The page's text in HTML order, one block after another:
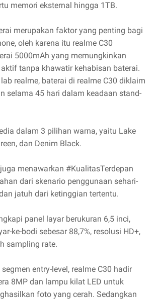
memori eksternal hingga 1TB.
merupakan faktor yang penting bagi
oleh karena itu realme C30
5000mAh yang memungkinkan
tanpa khawatir kehabisan baterai.
realme, baterai di realme C30 diklaim
selama 45 hari dalam keadaan stand-
dalam 3 pilihan warna, yaitu Lake
dan Denim Black.
menawarkan #KualitasTerdepan
dari skenario penggunaan sehari-
jatuh dari ketinggian tertentu.
panel layar berukuran 6,5 inci,
ke-bodi sebesar 88,7%, resolusi HD+,
sampling rate.
entry-level, realme C30 hadir
8MP dan lampu kilat LED untuk
foto yang cerah. Sedangkan